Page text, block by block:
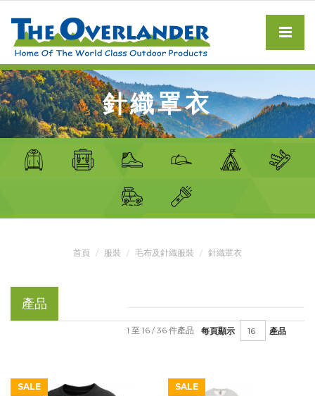
針織罩衣
首頁 服裝 毛布及針織服裝 針織罩衣
產品
每頁顯示 產品
1 至 16 / 36 件產品
SALE
SALE